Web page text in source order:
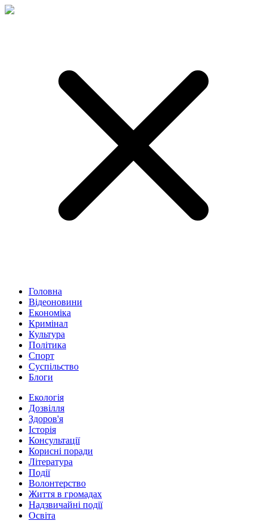
Головна
Відеоновини
Економіка
Кримінал
Культура
Політика
Спорт
Суспільство
Блоги
Екологія
Дозвілля
Здоров'я
Історія
Консультації
Корисні поради
Література
Події
Волонтерство
Життя в громадах
Надзвичайні події
Освіта